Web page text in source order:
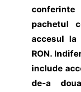
pachetul
accesul la
RON.
include
de-a